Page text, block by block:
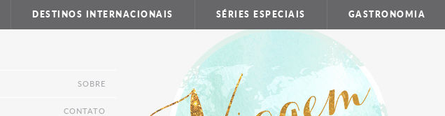
DESTINOS INTERNACIONAIS SÉRIES ESPECIAIS GASTRONOMIA
SOBRE
CONTATO